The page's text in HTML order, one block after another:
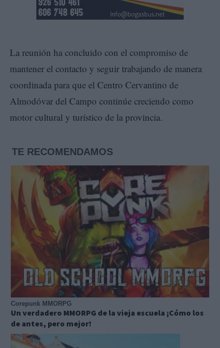
La reunión ha concluido con el compromiso de
mantener el contacto y seguir trabajando de manera
coordinada para que el Centro Cervantino de
Almodóvar del Campo continúe creciendo como
motor cultural y turístico de la provincia.
TE RECOMENDAMOS
Corepunk MMORPG
Un verdadero MMORPG de la vieja escuela ¡Cómo los
de antes, pero mejor!